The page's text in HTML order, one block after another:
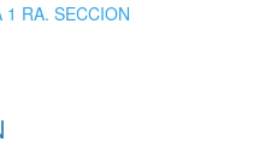
1 RA. SECCION